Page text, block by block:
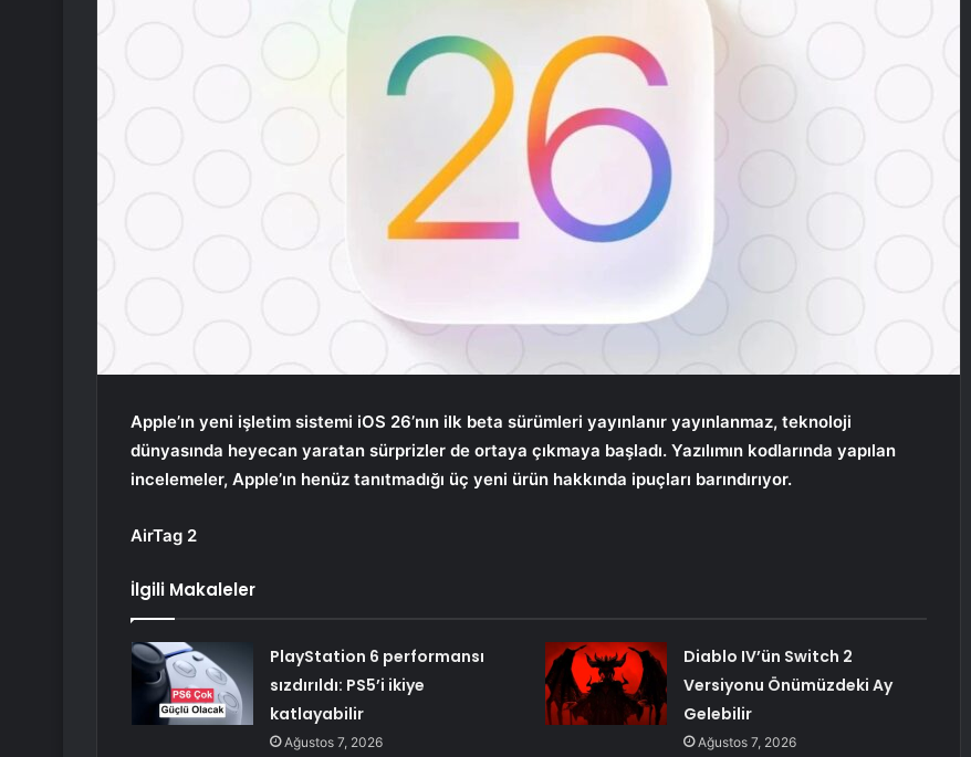
Apple’ın yeni işletim sistemi iOS 26’nın ilk beta sürümleri yayınlanır yayınlanmaz, teknoloji
dünyasında heyecan yaratan sürprizler de ortaya çıkmaya başladı. Yazılımın kodlarında yapılan
incelemeler, Apple’ın henüz tanıtmadığı üç yeni ürün hakkında ipuçları barındırıyor.
AirTag 2
İlgili Makaleler
PlayStation 6 performansı
sızdırıldı: PS5’i ikiye
katlayabilir
Ağustos 7, 2026
Diablo IV’ün Switch 2
Versiyonu Önümüzdeki Ay
Gelebilir
Ağustos 7, 2026